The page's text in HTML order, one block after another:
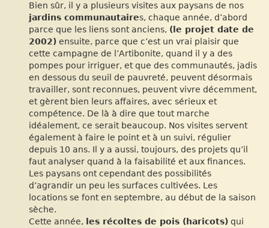
Bien sûr, il y a plusieurs visites aux paysans de nos
jardins communautaires, chaque année, d’abord
parce que les liens sont anciens, (le projet date de
2002) ensuite, parce que c’est un vrai plaisir que
cette campagne de l’Artibonite, quand il y a des
pompes pour irriguer, et que des communautés, jadis
en dessous du seuil de pauvreté, peuvent désormais
travailler, sont reconnues, peuvent vivre décemment,
et gèrent bien leurs affaires, avec sérieux et
compétence. De là à dire que tout marche
idéalement, ce serait beaucoup. Nos visites servent
également à faire le point et à un suivi, régulier
depuis 10 ans. Il y a aussi, toujours, des projets qu’il
faut analyser quand à la faisabilité et aux finances.
Les paysans ont cependant des possibilités
d’agrandir un peu les surfaces cultivées. Les
locations se font en septembre, au début de la saison
sèche.
Cette année,
les récoltes de pois (haricots) qui